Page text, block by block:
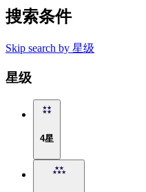
搜索条件
Skip search by 星级
星级
4星